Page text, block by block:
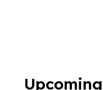
Upcoming